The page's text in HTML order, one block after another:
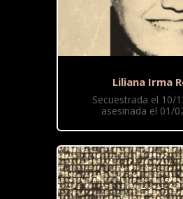
Liliana Irma
Secuestrada el 10/
asesinada el 01/